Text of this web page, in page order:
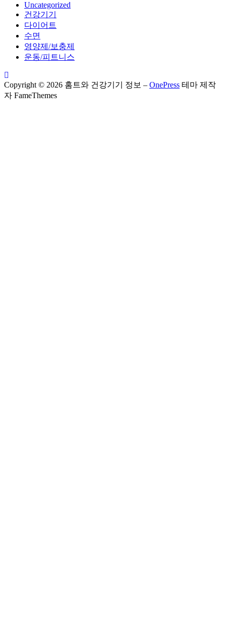
Uncategorized
건강기기
다이어트
수면
영양제/보충제
운동/피트니스
Copyright © 2026 홈트와 건강기기 정보 – OnePress 테마 제작
자 FameThemes